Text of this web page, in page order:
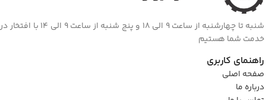
شنبه تا چهارشنبه از ساعت 9 الی 18 و پنج شنبه از ساعت 9 الی 14 با افتخار در
خدمت شما هستیم
راهنمای کاربری
صفحه اصلی
درباره ما